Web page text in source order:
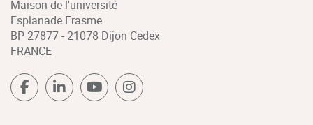
Maison de l'université
Esplanade Erasme
BP 27877 - 21078 Dijon Cedex
FRANCE